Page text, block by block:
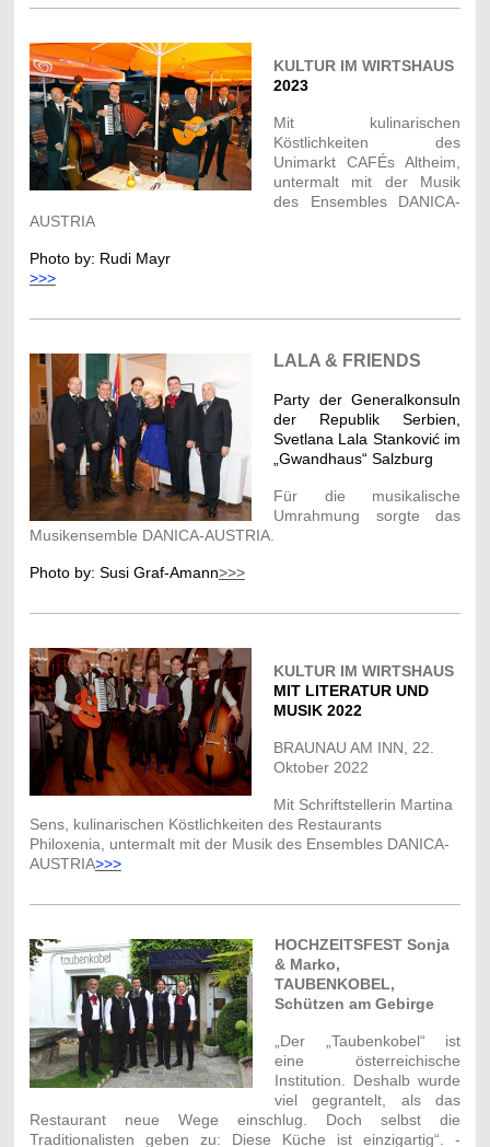
KULTUR IM WIRTSHAUS
2023
Mit kulinarischen
Köstlichkeiten des
Unimarkt CAFÉs Altheim,
untermalt mit der Musik
des Ensembles DANICA-
AUSTRIA
Photo by: Rudi Mayr
>>>
LALA & FRIENDS
Party der Generalkonsuln
der Republik Serbien,
Svetlana Lala Stanković im
„Gwandhaus“ Salzburg
Für die musikalische
Umrahmung sorgte das
Musikensemble DANICA-AUSTRIA.
Photo by: Susi Graf-Amann>>>
KULTUR IM WIRTSHAUS
MIT LITERATUR UND
MUSIK 2022
BRAUNAU AM INN, 22.
Oktober 2022
Mit Schriftstellerin Martina
Sens, kulinarischen Köstlichkeiten des Restaurants
Philoxenia, untermalt mit der Musik des Ensembles DANICA-
AUSTRIA>>>
HOCHZEITSFEST Sonja
& Marko,
TAUBENKOBEL,
Schützen am Gebirge
„Der „Taubenkobel“ ist
eine österreichische
Institution. Deshalb wurde
viel gegrantelt, als das
Restaurant neue Wege einschlug. Doch selbst die
Traditionalisten geben zu: Diese Küche ist einzigartig“. -